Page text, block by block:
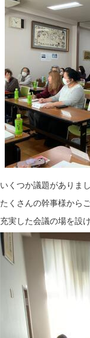
いくつか議題がありま
たくさんの幹事様から
充実した会議の場を設